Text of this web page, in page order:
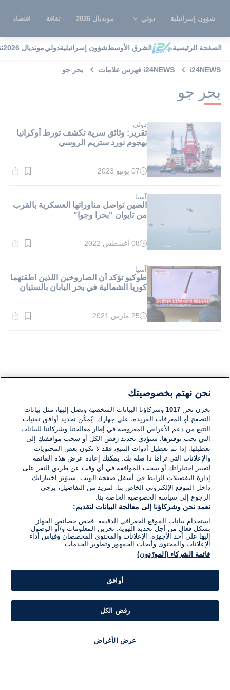
شؤون إسرائيلية دولي مونديال 2026 ثقافة اقتصاد
الصفحة الرئيسية الشرق الأوسطشؤون إسرائيليةدوليمونديال 2026
i24NEWS i24NEWS فهرس علامات بحر جو
بحر جو
دولي
تقرير: وثائق سرية تكشف تورط أوكرانيا
بهجوم نورد ستريم الروسي
وقت
دقيقة.
07 يونيو 2023
آسيا
الصين تواصل مناوراتها العسكرية بالقرب
من تايوان "بحرا وجوا"
وقت
دقيقة.
08 أغسطس 2022
آسيا
طوكيو تؤكد أن الصاروخين اللذين اطقتهما
كوريا الشمالية في بحر اليابان بالستيان
وقت
25 مارس 2021
نحن نهتم بخصوصيتك
نخزن نحن1017 وشركاؤنا البيانات الشخصية ونصل إليها، مثل بيانات
التصفح أو المعرفات الفريدة، على جهازك. يُمكّن تحديد أوافق تقنيات
التتبع من دعم الأغراض المعروضة في إطار معالجتنا وشركائنا للبيانات
التي يجب توفيرها. سيؤدي تحديد رفض الكل أو سحب موافقتك إلى
تعطيلها. إذا تم تعطيل أدوات التتبع، فقد لا تكون بعض المحتويات
والإعلانات التي تراها ذا صلة بك. يمكنك إعادة عرض هذه القائمة
لتغيير اختياراتك أو سحب الموافقة في أي وقت عن طريق النقر على
إدارة التفضيلات الرابط في أسفل صفحة الويب. ستؤثر اختياراتك
داخل الموقع الإلكتروني الخاص بنا. لمزيد من التفاصيل، يرجى
الرجوع إلى سياسة الخصوصية الخاصة بنا.
نعمد نحن وشركاؤنا إلى معالجة البيانات لتقديم:
استخدام بيانات الموقع الجغرافي الدقيقة. فحص خصائص الجهاز
بشكل فعال من أجل تحديد الهوية. تخزين المعلومات و/أو الوصول
إليها على أحد الأجهزة. الإعلانات والمحتوى المخصصان وقياس أداء
الإعلانات والمحتوى وأبحاث الجمهور وتطوير الخدمات.
قائمة الشركاء (المورّدون)
أوافق
رفض الكل
عرض الأغراض